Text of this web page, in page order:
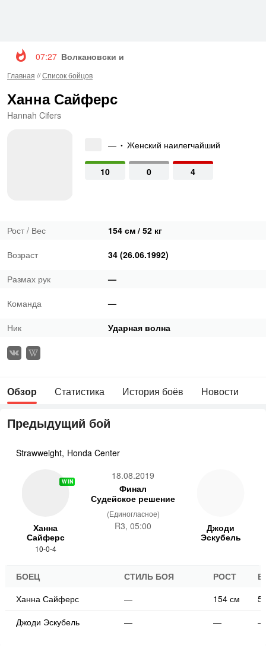
07:27 Волкановски и Евлоев возглавят турнир UFC
Главная //Список бойцов
Ханна Сайферс
Hannah Cifers
— • Женский наилегчайший
10 0 4
Рост / Вес 154 см / 52 кг
Возраст 34 (26.06.1992)
Размах рук —
Команда —
Ник Ударная волна
Обзор Статистика История боёв Новости
Предыдущий бой
Strawweight, Honda Center
WIN
Ханна
Сайферс
10-0-4
18.08.2019
Финал
Судейское решение
(Единогласное)
R3, 05:00
Джоди
Эскубель
БОЕЦ СТИЛЬ БОЯ РОСТ
Ханна Сайферс
— 154 см
Джоди Эскубель
— — —